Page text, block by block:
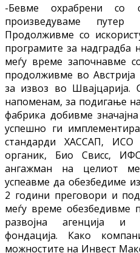
-Бевме охрабрени со
произведуваме
Продолживме со
програмите за надградба
меѓу време започнавме
продолживме во
за извоз во Швајцарија.
напоменам, за подигање
фабрика добивме
успешно ги
стандарди ХАССАП,
органик, Био Свисс,
ангажман на целиот
успеавме да обезбедиме
2 години преговори и
меѓу време обезбедивме
развојна агенција и
фондација. Како
можностите на Инвест